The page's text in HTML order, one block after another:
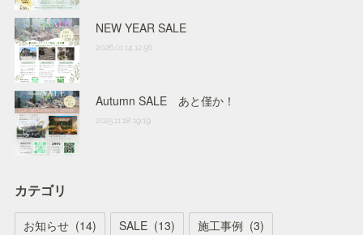
NEW YEAR SALE
2026.01.14 12:56
Autumn SALE あと僅か！
2025.11.18 19:19
カテゴリ
お知らせ (14) SALE (13) 施工事例 (3)